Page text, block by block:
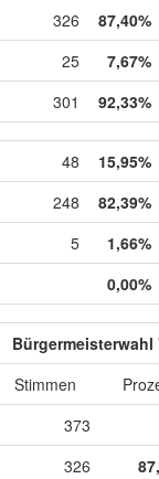
326 87,40%
25 7,67%
301 92,33%
48 15,95%
248 82,39%
5
1,66%
0,00%
Bürgermeisterwahl
Stimmen
373
326